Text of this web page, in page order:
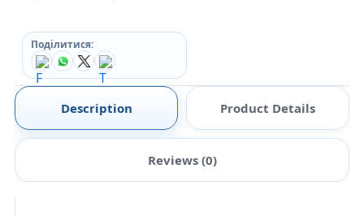
Поділитися:
Description Product Details
Reviews (0)